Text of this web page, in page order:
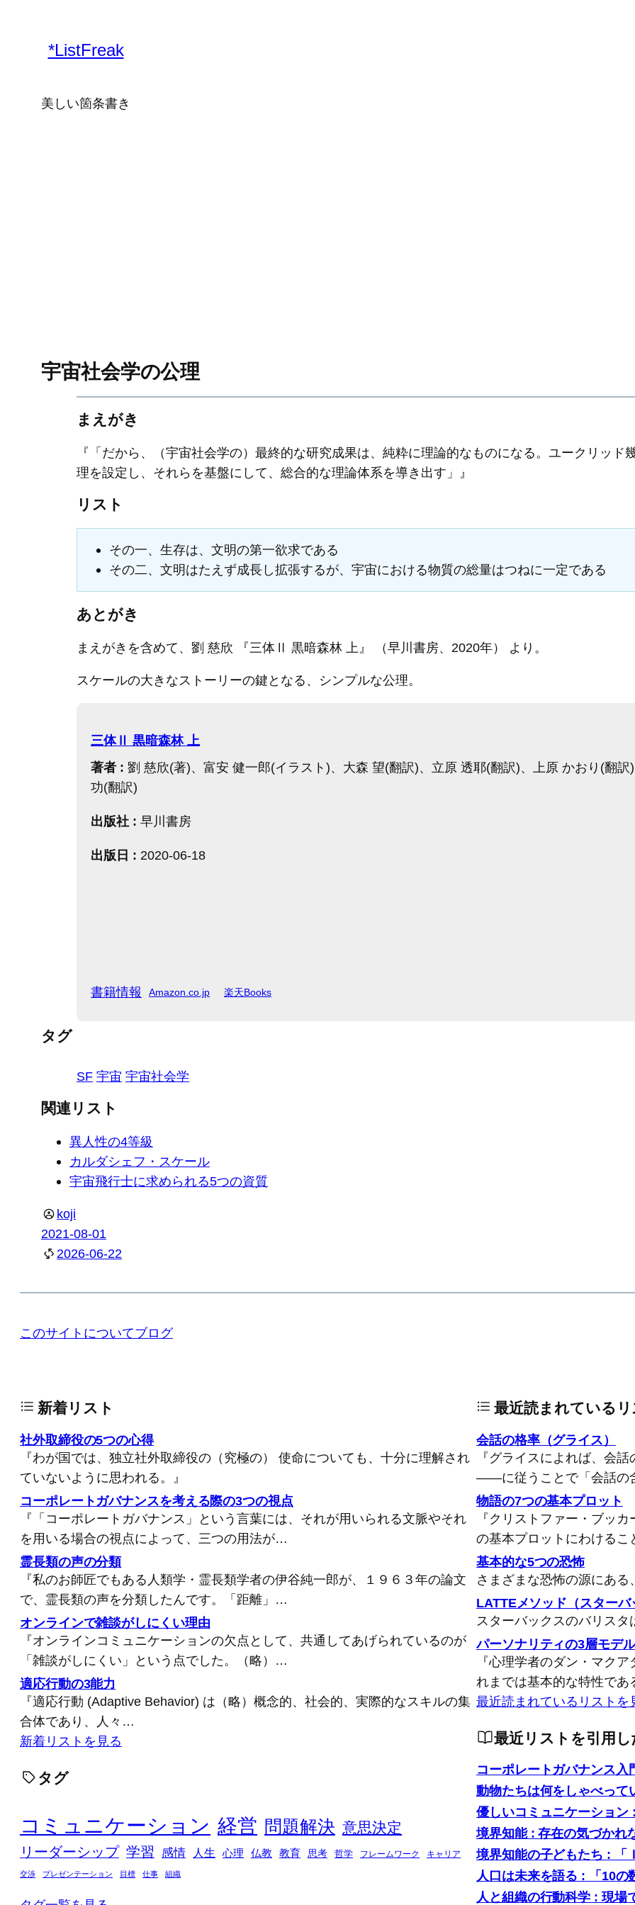
*ListFreak
美しい箇条書き
宇宙社会学の公理
まえがき
『「だから、（宇宙社会学の）最終的な研究成果は、純粋に理論的なものになる。ユークリッ
理を設定し、それらを基盤にして、総合的な理論体系を導き出す」』
リスト
その一、生存は、文明の第一欲求である
その二、文明はたえず成長し拡張するが、宇宙における物質の総量はつねに一定である
あとがき
まえがきを含めて、劉 慈欣 『三体Ⅱ 黒暗森林 上』 （早川書房、2020年） より。
スケールの大きなストーリーの鍵となる、シンプルな公理。
三体Ⅱ 黒暗森林 上
著者 : 劉 慈欣(著)、富安 健一郎(イラスト)、大森 望(翻訳)、立原 透耶(翻訳)、上原 かおり(翻訳
功(翻訳)
出版社 : 早川書房
出版日 : 2020-06-18
書籍情報 Amazon.co.jp 楽天Books
タグ
SF 宇宙 宇宙社会学
関連リスト
異人性の4等級
カルダシェフ・スケール
宇宙飛行士に求められる5つの資質
koji
2021-08-01
2026-06-22
このサイトについてブログ
新着リスト
社外取締役の5つの心得
『わが国では、独立社外取締役の（究極の） 使命についても、十分に理解され
ていないように思われる。』
コーポレートガバナンスを考える際の3つの視点
『「コーポレートガバナンス」という言葉には、それが用いられる文脈やそれ
を用いる場合の視点によって、三つの用法が…
霊長類の声の分類
『私のお師匠でもある人類学・霊長類学者の伊谷純一郎が、１９６３年の論文
で、霊長類の声を分類したんです。「距離」…
オンラインで雑談がしにくい理由
『オンラインコミュニケーションの欠点として、共通してあげられているのが
「雑談がしにくい」という点でした。（略）…
適応行動の3能力
『適応行動 (Adaptive Behavior) は（略）概念的、社会的、実際的なスキルの集
合体であり、人々…
新着リストを見る
タグ
コミュニケーション 経営 問題解決 意思決定
リーダーシップ 学習 感情 人生 心理 仏教 教育 思考 哲学 フレームワーク キャリア
交渉 プレゼンテーション 目標 仕事 組織
最近読まれている
会話の格率（グライス）
『グライスによれば、会
――に従うことで「会話の
物語の7つの基本プロット
『クリストファー・ブッ
の基本プロットにわける
基本的な5つの恐怖
さまざまな恐怖の源にあ
LATTEメソッド（スター
スターバックスのバリス
パーソナリティの3層モデ
『心理学者のダン・マク
れまでは基本的な特性で
最近読まれているリストを
最近リストを引用し
コーポレートガバナンス入
動物たちは何をしゃべって
優しいコミュニケーション
境界知能 : 存在の気づかれ
境界知能の子どもたち : 「
人口は未来を語る : 「10
人と組織の行動科学 : 現場